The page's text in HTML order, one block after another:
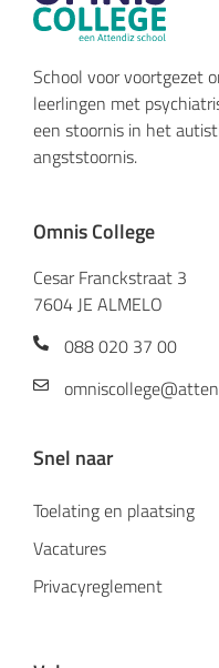
School voor voortgezet
leerlingen met
een stoornis in het
angststoornis.
Omnis College
Cesar Franckstraat 3
7604 JE ALMELO
088 020 37 00
Snel naar
Toelating en plaatsing
Vacatures
Privacyreglement